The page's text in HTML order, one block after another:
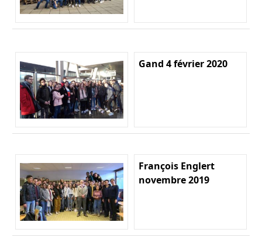
Gand 4 février 2020
François Englert
novembre 2019